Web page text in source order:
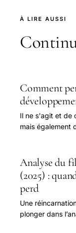
À LIRE AUSSI
Comment
Il ne s'agit et de
mais également
Analyse du
(2025) :
perd
Une
plonger dans